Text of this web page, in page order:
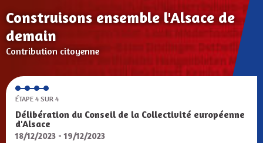
Construisons ensemble l'Alsace de
demain
Contribution citoyenne
ÉTAPE 4 SUR 4
Délibération du Conseil de la Collectivité européenne
d'Alsace
18/12/2023 - 19/12/2023